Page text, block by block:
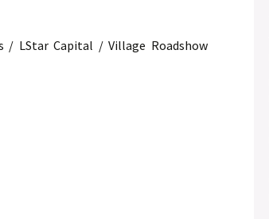
/ LStar Capital / Village Roadshow